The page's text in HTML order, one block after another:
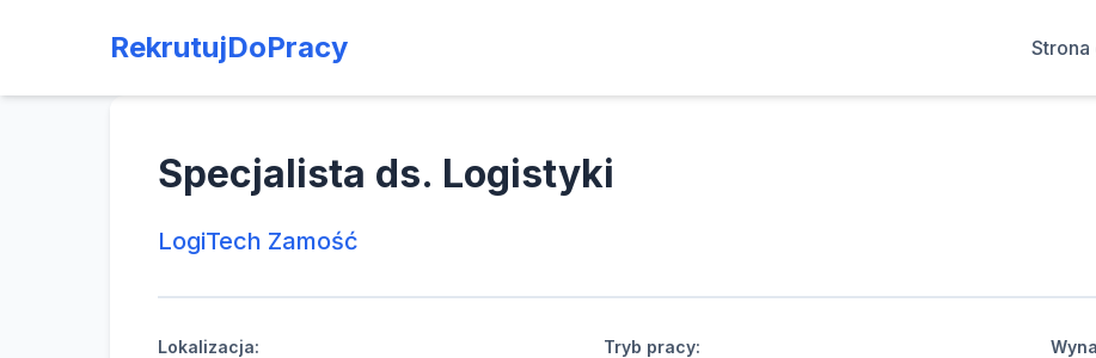
RekrutujDoPracy Strona
Specjalista ds. Logistyki
LogiTech Zamość
Lokalizacja: Tryb pracy: